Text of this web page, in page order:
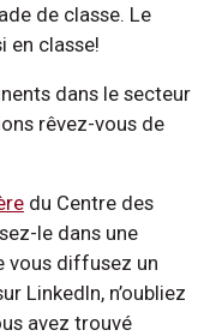
de classe. Le
en classe!
dans le secteur
rêvez-vous de
du Centre des
le dans une
vous diffusez un
LinkedIn, n’oubliez
avez trouvé